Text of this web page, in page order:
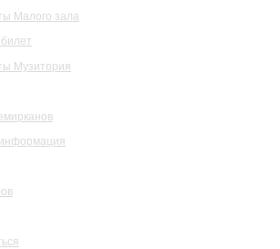
Малого зала
билет
Музитория